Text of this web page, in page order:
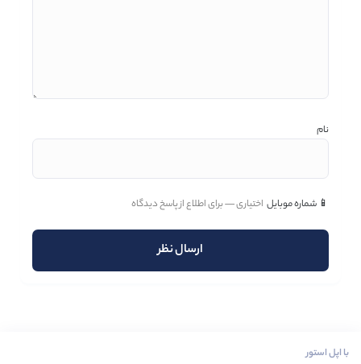
نام
📱 شماره موبایل
با اپل استور